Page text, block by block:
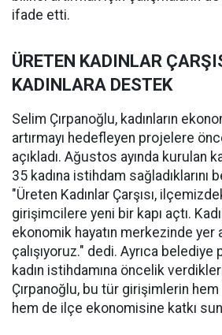
ifade etti.
ÜRETEN KADINLAR
KADINLARA DESTEK
Selim Çırpanoğlu, kadınların
artırmayı hedefleyen projelere
açıkladı. Ağustos ayında kurulan
35 kadına istihdam sağladıklarını
"Üreten Kadınlar Çarşısı,
girişimcilere yeni bir kapı açtı.
ekonomik hayatın merkezinde yer
çalışıyoruz." dedi. Ayrıca belediye
kadın istihdamına öncelik
Çırpanoğlu, bu tür girişimlerin
hem de ilçe ekonomisine katkı